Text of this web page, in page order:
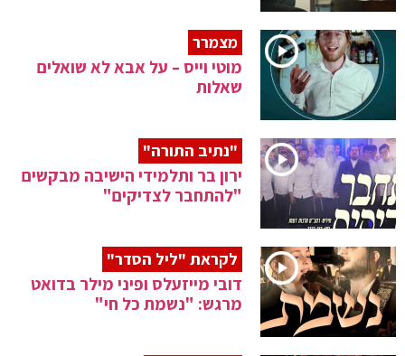
מצמרר
מוטי וייס – על אבא לא שואלים
שאלות
"נתיב התורה"
ירון בר ותלמידי הישיבה מבקשים
"להתחבר לצדיקים"
לקראת "ליל הסדר"
דובי מייזעלס ופיני מילר בדואט
מרגש: "נשמת כל חי"